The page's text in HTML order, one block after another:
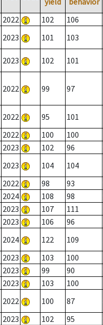
2022 102 106
2023 101 103
2023 102 101
2022 99 97
2022 95 101
2022 100 100
2023 102 96
2023 104 104
2022 98 93
2024 108 98
2023 107 111
2023 106 96
2024 122 109
2023 103 100
2023 99 90
2023 103 100
2022 100 87
2023 102 95